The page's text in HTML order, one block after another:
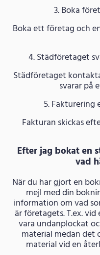
3. Boka
Boka ett företag och
4. Städföretaget
Städföretaget
svarar på
5.
Fakturan skickas
Efter jag bokat en
vad
När du har gjort en
mejl med din
information om vad
är företagets. T.ex.
vara undanplockat
material medan det
material vid en